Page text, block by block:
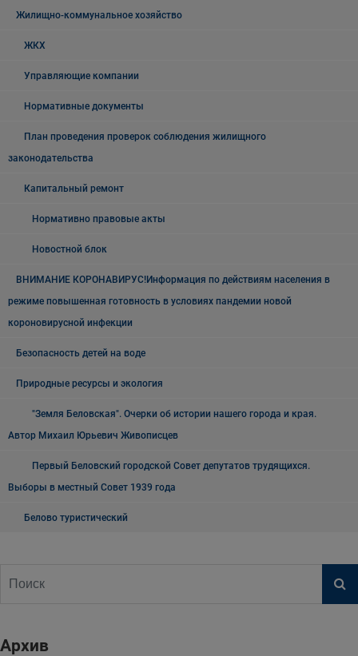
Жилищно-коммунальное хозяйство
ЖКХ
Управляющие компании
Нормативные документы
План проведения проверок соблюдения жилищного
законодательства
Капитальный ремонт
Нормативно правовые акты
Новостной блок
ВНИМАНИЕ КОРОНАВИРУС!Информация по действиям населения в
режиме повышенная готовность в условиях пандемии новой
короновирусной инфекции
Безопасность детей на воде
Природные ресурсы и экология
"Земля Беловская". Очерки об истории нашего города и края.
Автор Михаил Юрьевич Живописцев
Первый Беловский городской Совет депутатов трудящихся.
Выборы в местный Совет 1939 года
Белово туристический
Архив